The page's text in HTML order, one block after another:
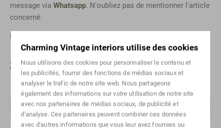
Charming Vintage interiors utilise des cookies
Nous utilisons des cookies pour personnaliser le contenu et
les publicités, fournir des fonctions de médias sociaux et
analyser le trafic de notre site web. Nous partageons
également des informations sur votre utilisation de notre site
avec nos partenaires de médias sociaux, de publicité et
d'analyse. Ces partenaires peuvent combiner ces données
avec d'autres informations que vous leur avez fournies ou
message via Whatsapp. N'oubliez pas de mentionner l'article
concerné.
Pour les envois internationaux, veuillez
Spécifications
Couleur Transparent
Matériau Chrome, Verre
Style Moderne du milieu du siècle